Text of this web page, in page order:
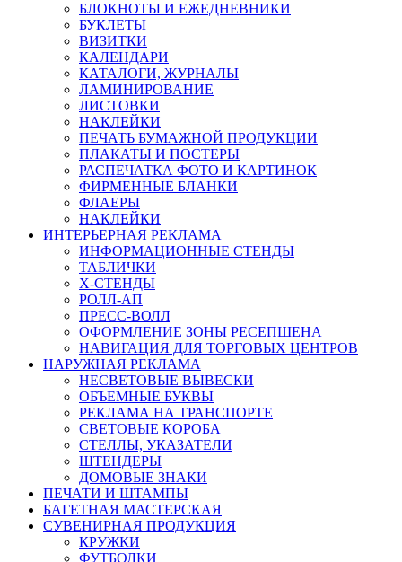
БЛОКНОТЫ И ЕЖЕДНЕВНИКИ
БУКЛЕТЫ
ВИЗИТКИ
КАЛЕНДАРИ
КАТАЛОГИ, ЖУРНАЛЫ
ЛАМИНИРОВАНИЕ
ЛИСТОВКИ
НАКЛЕЙКИ
ПЕЧАТЬ БУМАЖНОЙ ПРОДУКЦИИ
ПЛАКАТЫ И ПОСТЕРЫ
РАСПЕЧАТКА ФОТО И КАРТИНОК
ФИРМЕННЫЕ БЛАНКИ
ФЛАЕРЫ
НАКЛЕЙКИ
ИНТЕРЬЕРНАЯ РЕКЛАМА
ИНФОРМАЦИОННЫЕ СТЕНДЫ
ТАБЛИЧКИ
X-СТЕНДЫ
РОЛЛ-АП
ПРЕСС-ВОЛЛ
ОФОРМЛЕНИЕ ЗОНЫ РЕСЕПШЕНА
НАВИГАЦИЯ ДЛЯ ТОРГОВЫХ ЦЕНТРОВ
НАРУЖНАЯ РЕКЛАМА
НЕСВЕТОВЫЕ ВЫВЕСКИ
ОБЪЕМНЫЕ БУКВЫ
РЕКЛАМА НА ТРАНСПОРТЕ
СВЕТОВЫЕ КОРОБА
СТЕЛЛЫ, УКАЗАТЕЛИ
ШТЕНДЕРЫ
ДОМОВЫЕ ЗНАКИ
ПЕЧАТИ И ШТАМПЫ
БАГЕТНАЯ МАСТЕРСКАЯ
СУВЕНИРНАЯ ПРОДУКЦИЯ
КРУЖКИ
ФУТБОЛКИ